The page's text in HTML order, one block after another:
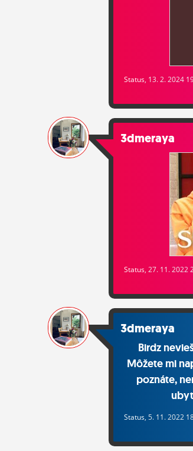
Status, 13. 2. 2024
3dmeraya
Status, 27. 11. 2022
3dmeraya
Birdz
Môžete mi
poznáte,
Status, 5. 11. 2022